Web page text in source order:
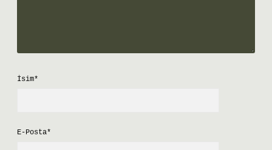
İsim*
E-Posta*